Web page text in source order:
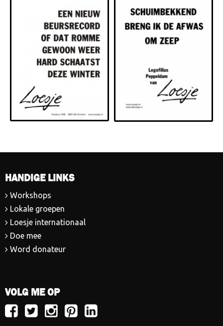
HANDIGE LINKS
Workshops
Lokale groepen
Loesje internationaal
Doe mee
Word donateur
VOLG ME OP
VolgVolgVolgVolgVolg